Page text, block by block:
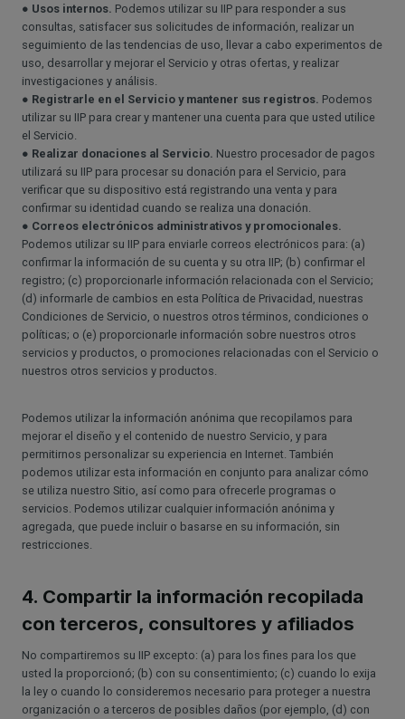
● Usos internos. Podemos utilizar su IIP para responder a sus
consultas, satisfacer sus solicitudes de información, realizar un
seguimiento de las tendencias de uso, llevar a cabo experimentos de
uso, desarrollar y mejorar el Servicio y otras ofertas, y realizar
investigaciones y análisis.
● Registrarle en el Servicio y mantener sus registros. Podemos
utilizar su IIP para crear y mantener una cuenta para que usted utilice
el Servicio.
● Realizar donaciones al Servicio. Nuestro procesador de pagos
utilizará su IIP para procesar su donación para el Servicio, para
verificar que su dispositivo está registrando una venta y para
confirmar su identidad cuando se realiza una donación.
● Correos electrónicos administrativos y promocionales.
Podemos utilizar su IIP para enviarle correos electrónicos para: (a)
confirmar la información de su cuenta y su otra IIP; (b) confirmar el
registro; (c) proporcionarle información relacionada con el Servicio;
(d) informarle de cambios en esta Política de Privacidad, nuestras
Condiciones de Servicio, o nuestros otros términos, condiciones o
políticas; o (e) proporcionarle información sobre nuestros otros
servicios y productos, o promociones relacionadas con el Servicio o
nuestros otros servicios y productos.
Podemos utilizar la información anónima que recopilamos para
mejorar el diseño y el contenido de nuestro Servicio, y para
permitirnos personalizar su experiencia en Internet. También
podemos utilizar esta información en conjunto para analizar cómo
se utiliza nuestro Sitio, así como para ofrecerle programas o
servicios. Podemos utilizar cualquier información anónima y
agregada, que puede incluir o basarse en su información, sin
restricciones.
4. Compartir la información recopilada
con terceros, consultores y afiliados
No compartiremos su IIP excepto: (a) para los fines para los que
usted la proporcionó; (b) con su consentimiento; (c) cuando lo exija
la ley o cuando lo consideremos necesario para proteger a nuestra
organización o a terceros de posibles daños (por ejemplo, (d) con